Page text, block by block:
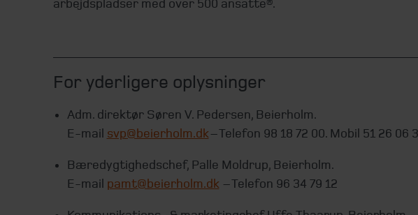
arbejdspladser med over 500 ansatte®.
For yderligere oplysninger
Adm. direktør Søren V. Pedersen, Beierholm.
E-mail svp@beierholm.dk – Telefon 98 18 72 00. Mobil 51 26 06
Bæredygtighedschef, Palle Moldrup, Beierholm.
E-mail pamt@beierholm.dk – Telefon 96 34 79 12